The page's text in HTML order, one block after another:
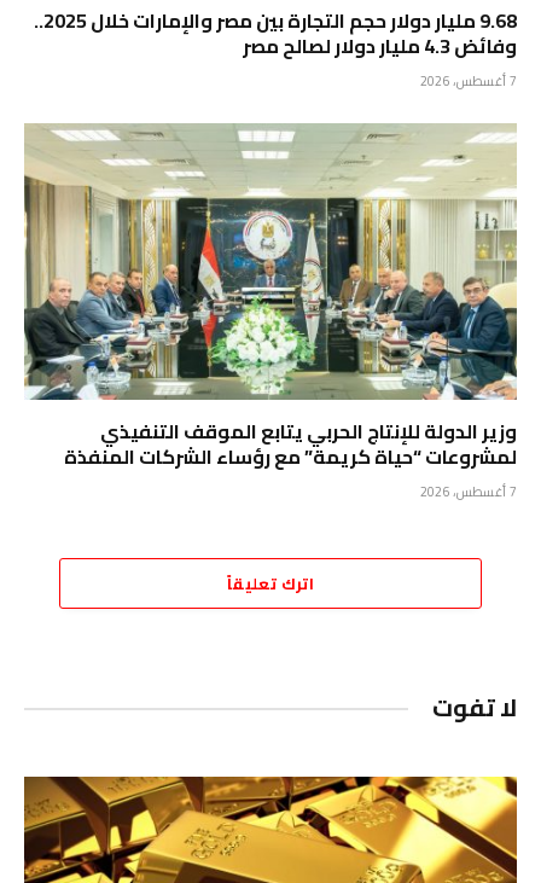
9.68 مليار دولار حجم التجارة بين مصر والإمارات خلال 2025..
وفائض 4.3 مليار دولار لصالح مصر
7 أغسطس، 2026
وزير الدولة للإنتاج الحربي يتابع الموقف التنفيذي
لمشروعات “حياة كريمة” مع رؤساء الشركات المنفذة
7 أغسطس، 2026
اترك تعليقاً
لا تفوت